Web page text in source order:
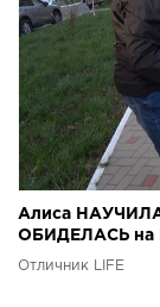
Алиса
ОБИДЕЛАСЬ на
Отличник LIFE